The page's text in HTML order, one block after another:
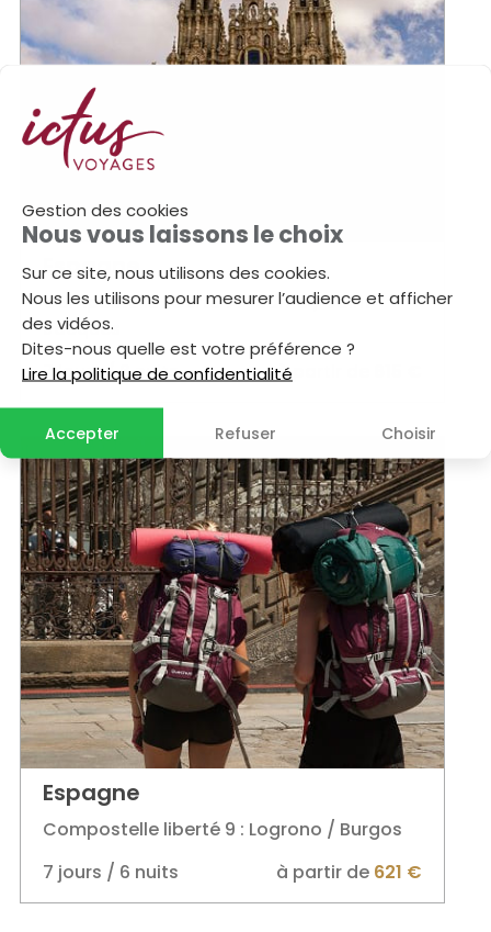
Gestion des cookies
Nous vous laissons le choix
Sur ce site, nous utilisons des cookies.
Nous les utilisons pour mesurer l’audience et afficher
des vidéos.
Dites-nous quelle est votre préférence ?
Lire la politique de confidentialité
Accepter Refuser Choisir
Espagne
Compostelle liberté 14 : Sarria / Saint
Jacques
7 jours / 6 nuits
à partir de
Espagne
Compostelle liberté 9 : Logrono / Burgos
7 jours / 6 nuits
à partir de 621 €